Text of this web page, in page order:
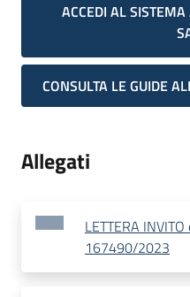
ACCEDI AL
CONSULTA LE GUIDE
Allegati
LETTERA
167490/2023